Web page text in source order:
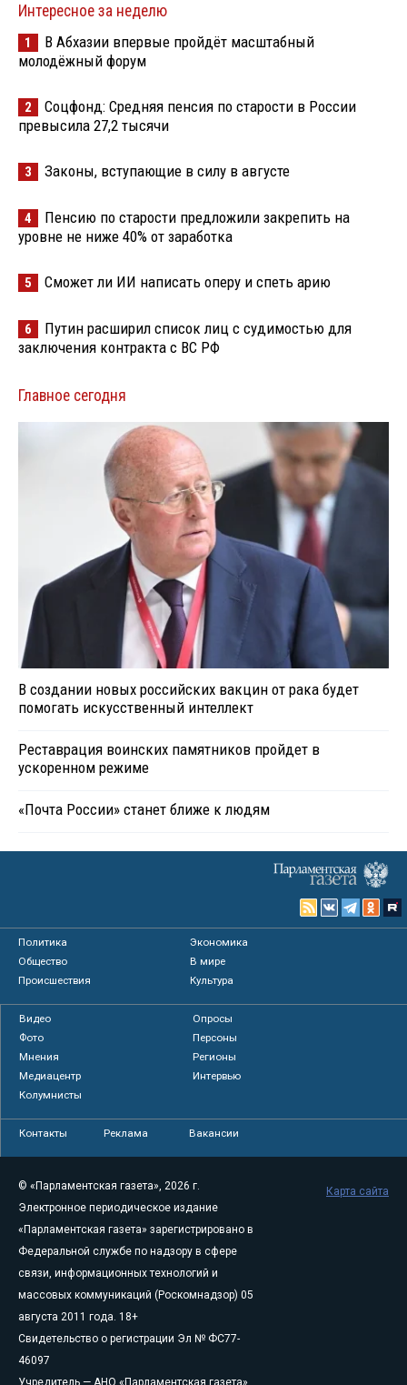
Интересное за неделю
1
В Абхазии впервые пройдёт масштабный
молодёжный форум
2
Соцфонд: Средняя пенсия по старости в России
превысила 27,2 тысячи
3 Законы, вступающие в силу в августе
4
Пенсию по старости предложили закрепить на
уровне не ниже 40% от заработка
5 Сможет ли ИИ написать оперу и спеть арию
6
Путин расширил список лиц с судимостью для
заключения контракта с ВС РФ
Главное сегодня
В создании новых российских вакцин от рака будет
помогать искусственный интеллект
Реставрация воинских памятников пройдет в
ускоренном режиме
«Почта России» станет ближе к людям
Политика
Экономика
Общество
В мире
Происшествия
Культура
Видео
Опросы
Фото
Персоны
Мнения
Регионы
Медиацентр
Интервью
Колумнисты
Контакты Реклама Вакансии
© «Парламентская газета», 2026 г.
Электронное периодическое издание
«Парламентская газета» зарегистрировано в
Федеральной службе по надзору в сфере
связи, информационных технологий и
массовых коммуникаций (Роскомнадзор) 05
августа 2011 года. 18+
Свидетельство о регистрации Эл № ФС77-
46097
Учредитель — АНО «Парламентская газета»
Карта сайта